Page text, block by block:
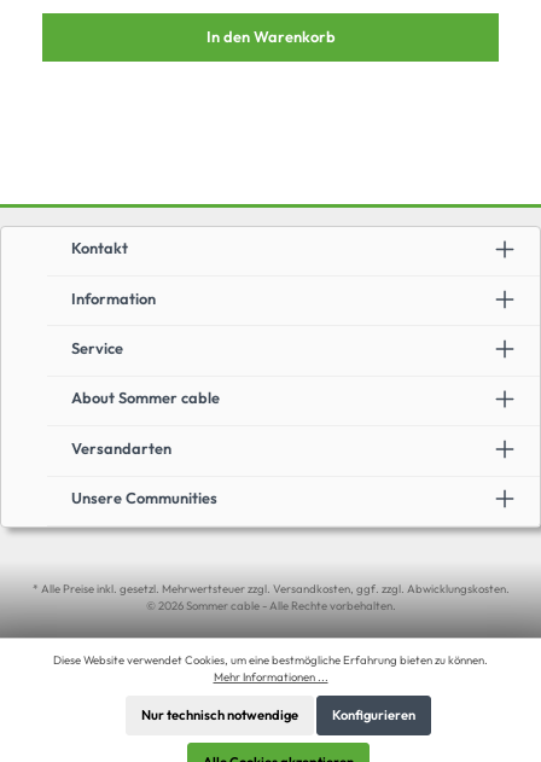
In den Warenkorb
Information
Service
About Sommer cable
Versandarten
Unsere Communities
Kontakt
* Alle Preise inkl. gesetzl. Mehrwertsteuer zzgl. Versandkosten, ggf. zzgl. Abwicklungskosten.
© 2026 Sommer cable - Alle Rechte vorbehalten.
Diese Website verwendet Cookies, um eine bestmögliche Erfahrung bieten zu können.
Mehr Informationen ...
Nur technisch notwendige Konfigurieren